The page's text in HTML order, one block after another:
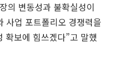
의 변동성과 불확실성이
사업 포트폴리오 경쟁력을
확보에 힘쓰겠다”고 말했